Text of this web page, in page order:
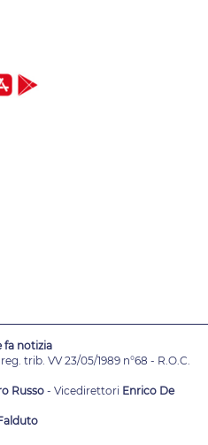
fa notizia
trib. VV 23/05/1989 n°68 - R.O.C.
Russo - Vicedirettori Enrico De